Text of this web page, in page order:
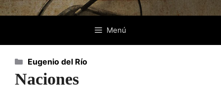
Menú
Naciones
Categorías
Eugenio del Río